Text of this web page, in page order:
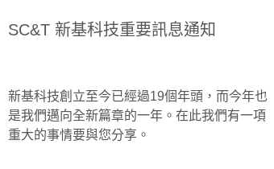
SC&T 新基科技重要訊息通知
新基科技創立至今已經過19個年頭，而今年也
是我們邁向全新篇章的一年。在此我們有一項
重大的事情要與您分享。